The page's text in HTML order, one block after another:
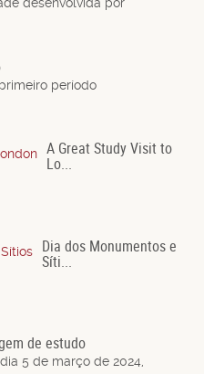
desenvolvida por
período
A Great Study Visit to
Lo...
Dia dos Monumentos e
Síti...
de estudo
5 de março de 2024,